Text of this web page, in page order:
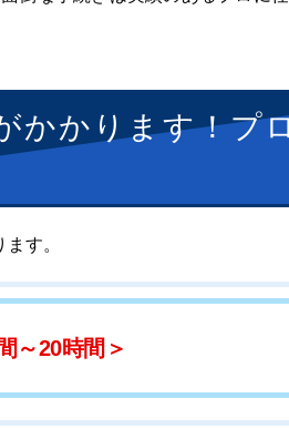
かかります！プ
す。
～20時間＞